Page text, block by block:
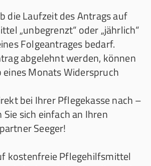
die Laufzeit des Antrags auf
„unbegrenzt“ oder „jährlich“
Folgeantrages bedarf.
abgelehnt werden, können
eines Monats Widerspruch
bei Ihrer Pflegekasse nach –
sich einfach an Ihren
Seeger!
kostenfreie Pflegehilfsmittel